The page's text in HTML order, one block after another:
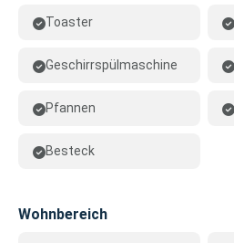
Toaster
Geschirrspülmaschine
Pfannen
Besteck
Wohnbereich